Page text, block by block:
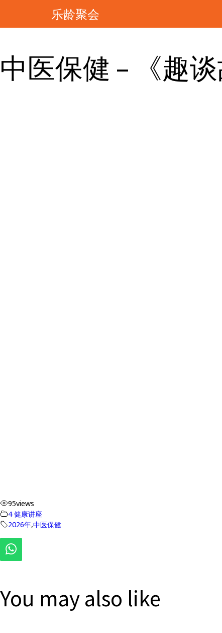
乐龄聚会
中医保健 – 《趣
95views
4 健康讲座
2026年,中医保健
You may also like